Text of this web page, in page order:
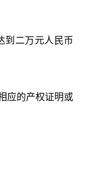
二万元人民币
的产权证明或